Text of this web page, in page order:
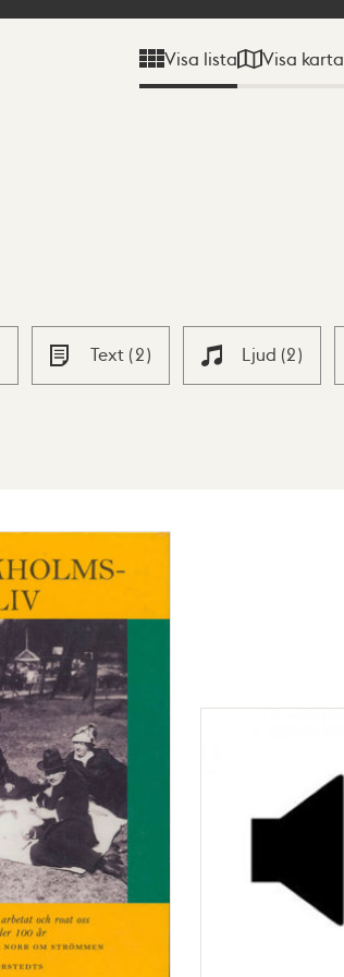
Visa lista Visa karta
Text (2) Ljud (2)